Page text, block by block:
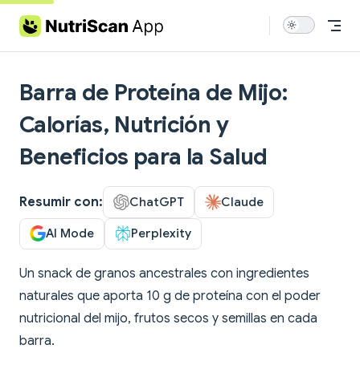
Skip to content
Barra de Proteína de Mijo:
Calorías, Nutrición y
Beneficios para la Salud
Resumir con: ChatGPT Claude
AI Mode Perplexity
Un snack de granos ancestrales con ingredientes
naturales que aporta 10 g de proteína con el poder
nutricional del mijo, frutos secos y semillas en cada
barra.